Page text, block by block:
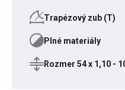
Trapézový zub (T)
Plné materiály
Rozmer 54 x 1,10 -